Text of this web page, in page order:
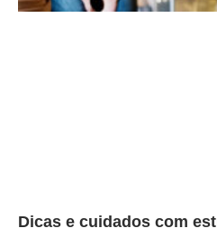
Dicas e cuidados com